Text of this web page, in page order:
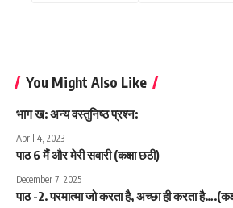
You Might Also Like
भाग ख: अन्य वस्तुनिष्ठ प्रश्न:
April 4, 2023
पाठ 6 मैं और मेरी सवारी (कक्षा छठी)
December 7, 2025
पाठ -2. परमात्मा जो करता है, अच्छा ही करता